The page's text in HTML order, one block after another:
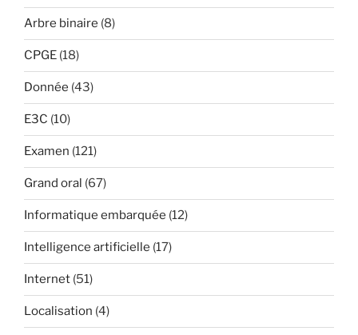
Arbre binaire (8)
CPGE (18)
Donnée (43)
E3C (10)
Examen (121)
Grand oral (67)
Informatique embarquée (12)
Intelligence artificielle (17)
Internet (51)
Localisation (4)